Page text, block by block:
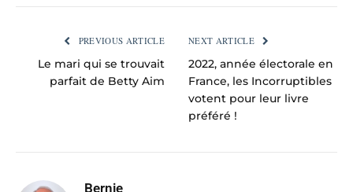
PREVIOUS ARTICLE
Le mari qui se trouvait
parfait de Betty Aim
NEXT ARTICLE
2022, année électorale en
France, les Incorruptibles
votent pour leur livre
préféré !
Bernie